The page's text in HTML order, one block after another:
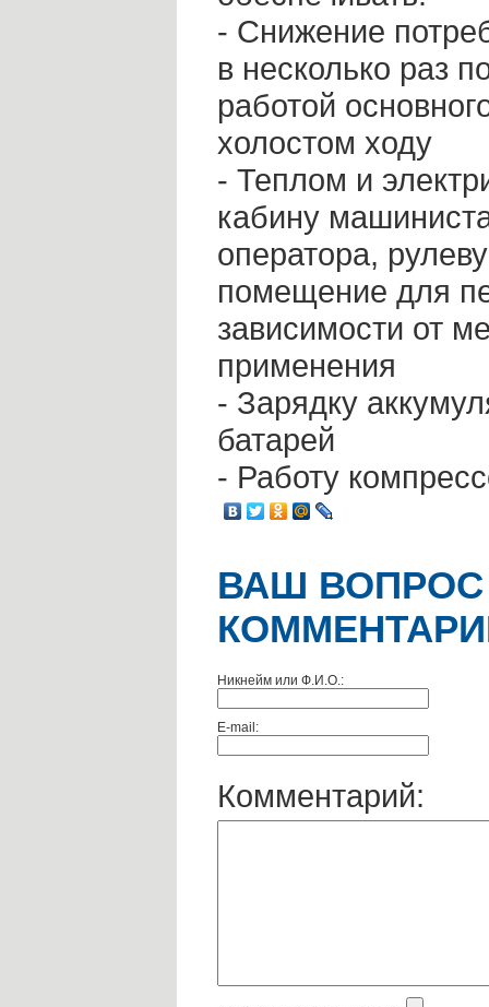
- Снижение
в несколько раз
работой
холостом ходу
- Теплом и
кабину
оператора,
помещение для
зависимости от
применения
- Зарядку
батарей
- Работу
ВАШ
Никнейм или Ф.И.О.:
E-mail:
Комментарий: